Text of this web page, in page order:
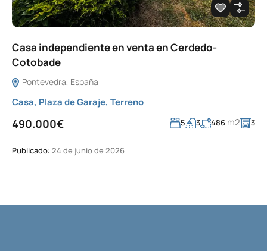
Casa independiente en venta en Cerdedo-
Cotobade
Pontevedra, España
Casa, Plaza de Garaje, Terreno
490.000€ 5 3 486 m2 3
Publicado: 24 de junio de 2026